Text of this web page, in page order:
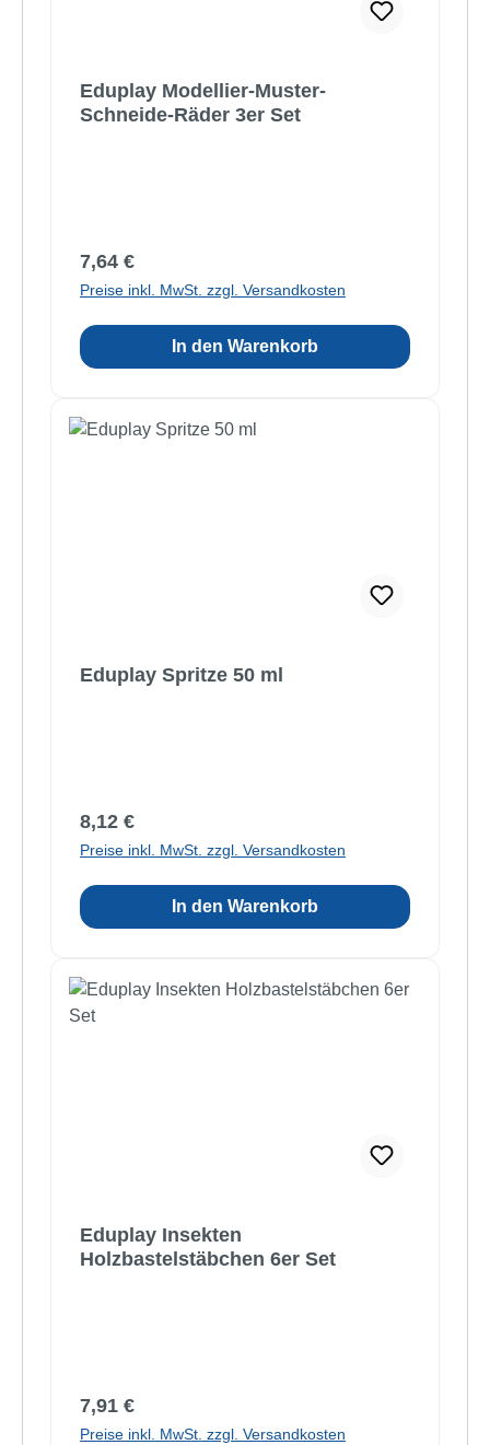
Eduplay Modellier-Muster-
Schneide-Räder 3er Set
Regulärer Preis:
7,64 €
Preise inkl. MwSt. zzgl. Versandkosten
In den Warenkorb
Eduplay Spritze 50 ml
Regulärer Preis:
8,12 €
Preise inkl. MwSt. zzgl. Versandkosten
In den Warenkorb
Eduplay Insekten
Holzbastelstäbchen 6er Set
Regulärer Preis:
7,91 €
Preise inkl. MwSt. zzgl. Versandkosten